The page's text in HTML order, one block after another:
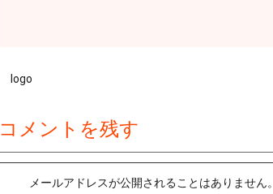
logo
コメントを残す
メールアドレスが公開されることはありません。